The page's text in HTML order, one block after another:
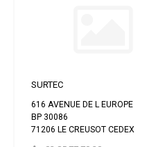
SURTEC
616 AVENUE DE L EUROPE
BP 30086
71206 LE CREUSOT CEDEX